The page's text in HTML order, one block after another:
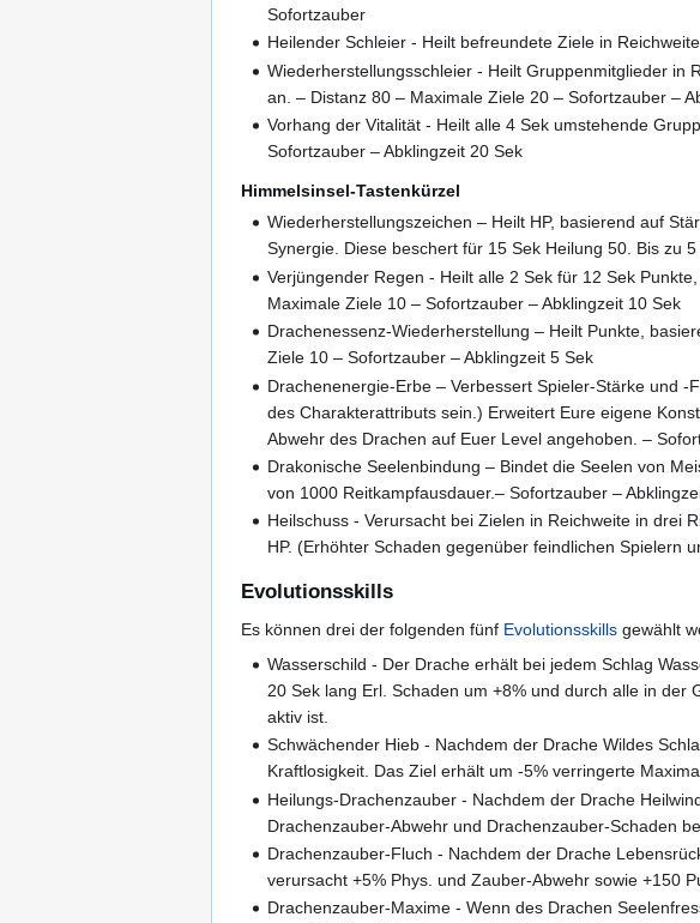
Sofortzauber
Heilender Schleier - Heilt befreundete Ziele in
Wiederherstellungsschleier - Heilt Gruppenmitglieder in
an. – Distanz 80 – Maximale Ziele 20 – Sofortzauber –
Vorhang der Vitalität - Heilt alle 4 Sek umstehende
Sofortzauber – Abklingzeit 20 Sek
Himmelsinsel-Tastenkürzel
Wiederherstellungszeichen – Heilt HP, basierend auf
Synergie. Diese beschert für 15 Sek Heilung 50. Bis zu
Verjüngender Regen - Heilt alle 2 Sek für 12 Sek
Maximale Ziele 10 – Sofortzauber – Abklingzeit 10 Sek
Drachenessenz-Wiederherstellung – Heilt Punkte,
Ziele 10 – Sofortzauber – Abklingzeit 5 Sek
Drachenenergie-Erbe – Verbessert Spieler-Stärke und
des Charakterattributs sein.) Erweitert Eure eigene
Abwehr des Drachen auf Euer Level angehoben. –
Drakonische Seelenbindung – Bindet die Seelen von
von 1000 Reitkampfausdauer.– Sofortzauber –
Heilschuss - Verursacht bei Zielen in Reichweite in drei
HP. (Erhöhter Schaden gegenüber feindlichen Spielern
Evolutionsskills
Es können drei der folgenden fünf Evolutionsskills gewählt
Wasserschild - Der Drache erhält bei jedem Schlag
20 Sek lang Erl. Schaden um +8% und durch alle in
aktiv ist.
Schwächender Hieb - Nachdem der Drache Wildes
Kraftlosigkeit. Das Ziel erhält um -5% verringerte
Heilungs-Drachenzauber - Nachdem der Drache
Drachenzauber-Abwehr und Drachenzauber-Schaden
Drachenzauber-Fluch - Nachdem der Drache
verursacht +5% Phys. und Zauber-Abwehr sowie +150
Drachenzauber-Maxime - Wenn des Drachen